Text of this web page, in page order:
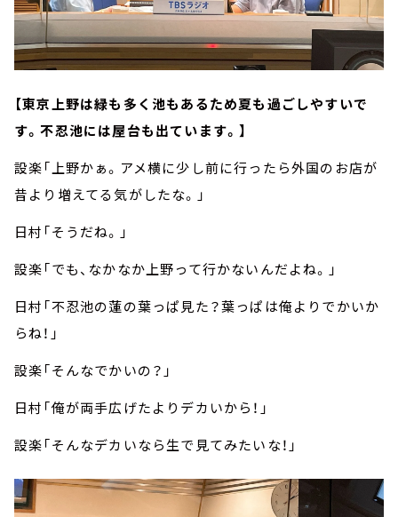
【東京上野は緑も多く池もあるため夏も過ごしやすいで
す。不忍池には屋台も出ています。】
設楽「上野かぁ。アメ横に少し前に行ったら外国のお店が
昔より増えてる気がしたな。」
日村「そうだね。」
設楽「でも、なかなか上野って行かないんだよね。」
日村「不忍池の蓮の葉っぱ見た？葉っぱは俺よりでかいか
らね！」
設楽「そんなでかいの？」
日村「俺が両手広げたよりデカいから！」
設楽「そんなデカいなら生で見てみたいな！」